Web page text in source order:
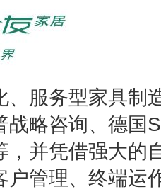
、服务型家具制
战略咨询、德国
，并凭借强大的
户管理、终端运